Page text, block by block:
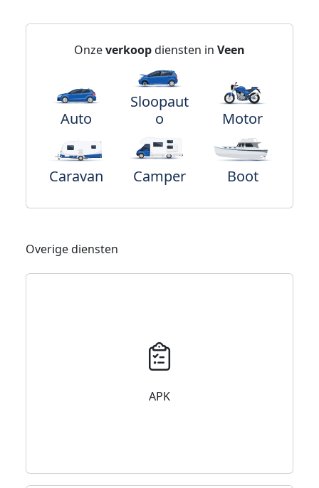
Onzeverkoopdiensten in Veen
Auto
Sloopaut
o
Motor
Caravan Camper Boot
Overige diensten
APK